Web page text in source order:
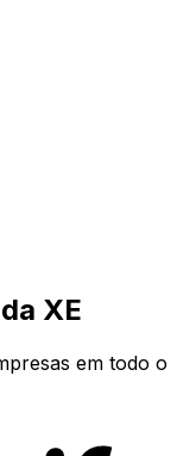
XE
em todo o